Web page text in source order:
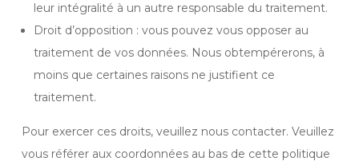
leur intégralité à un autre responsable du traitement.
Droit d’opposition : vous pouvez vous opposer au
traitement de vos données. Nous obtempérerons, à
moins que certaines raisons ne justifient ce
traitement.
Pour exercer ces droits, veuillez nous contacter. Veuillez
vous référer aux coordonnées au bas de cette politique